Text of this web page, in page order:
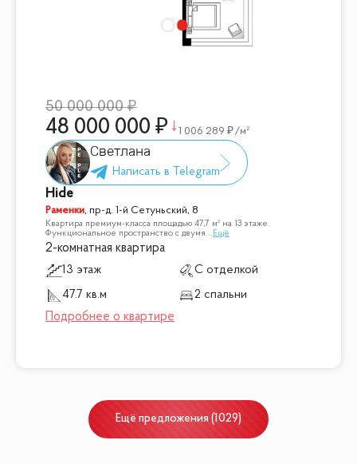
50 000 000
48 000 000 1 006 289 /м²
Светлана
Hide
Раменки,пр-д. 1-й Сетуньский, 8
Квартира премиум-класса площадью 47,7 м² на 13 этаже.
Функциональное пространство с двумя... Ещё
2-комнатная квартира
13 этаж
С отделкой
47.7 кв.м
2 спальни
Ещё предложения (1029)